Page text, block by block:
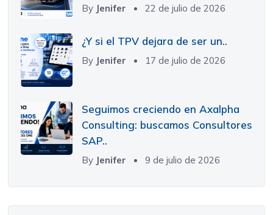
By Jenifer 22 de julio de 2026
¿Y si el TPV dejara de ser un..
By Jenifer 17 de julio de 2026
Seguimos creciendo en Axalpha
Consulting: buscamos Consultores
SAP..
By Jenifer 9 de julio de 2026